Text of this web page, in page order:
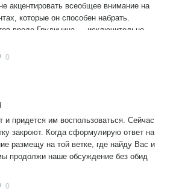
акцентировать всеобщее внимание на
которые он способен набрать.
вроде Грудинина — исключительно
бюджетного финансирования
речи не более чем зажигательные
потому как существование на
больше немыслимо. Политика
потерпела полное и сокрушительное
material/news/15172464.html
0
и придется им воспользоваться. Сейчас
закроют. Когда сформулирую ответ на
размещу на той ветке, где найду Вас и
продолжи наше обсуждение без обид
0